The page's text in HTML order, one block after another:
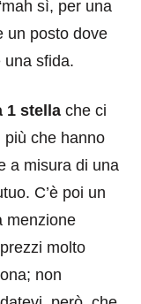
sì, per una
un posto dove
una sfida.
1 stella che ci
più che hanno
a misura di una
C’è poi un
menzione
molto
non